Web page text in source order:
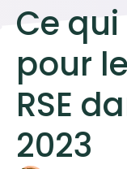
Ce
pour
RSE
2023